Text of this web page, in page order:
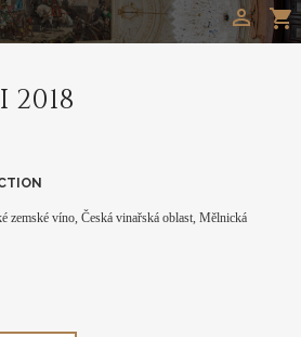
shopping_cart

2018
zemské víno, Česká vinařská oblast, Mělnická